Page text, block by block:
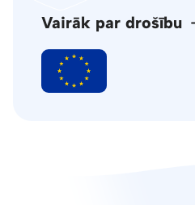
Vairāk par drošību